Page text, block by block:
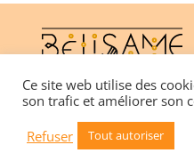
Ce site web utilise des
son trafic et améliorer son
Refuser
Tout autoriser